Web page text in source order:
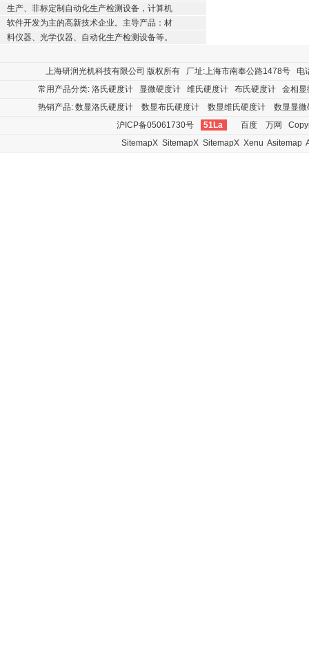
生产、非标定制自动化生产检测设备，计算机
软件开发为主的高新技术企业。主导产品：材
料仪器、光学仪器、自动化生产检测设备等。
上海研润光机科技有限公司 版权所有 厂址:上海市南奉公路1478号
常用产品分类: 洛氏硬度计 显微硬度计 维氏硬度计 布氏硬度计
金相显
热销产品: 数显洛氏硬度计 数显布氏硬度计 数显维氏硬度计
数显显微
沪ICP备05061730号
51La 百度 万网
SitemapX SitemapX SitemapX Xenu Asitemap